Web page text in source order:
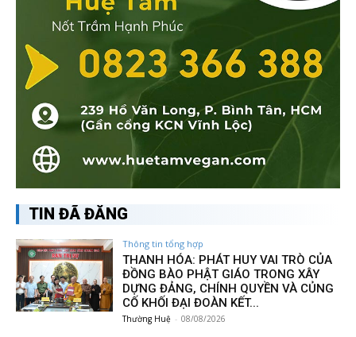
TIN ĐÃ ĐĂNG
Thông tin tổng hợp
THANH HÓA: PHÁT HUY VAI TRÒ CỦA
ĐỒNG BÀO PHẬT GIÁO TRONG XÂY
DỰNG ĐẢNG, CHÍNH QUYỀN VÀ CỦNG
CỐ KHỐI ĐẠI ĐOÀN KẾT...
Thường Huệ - 08/08/2026